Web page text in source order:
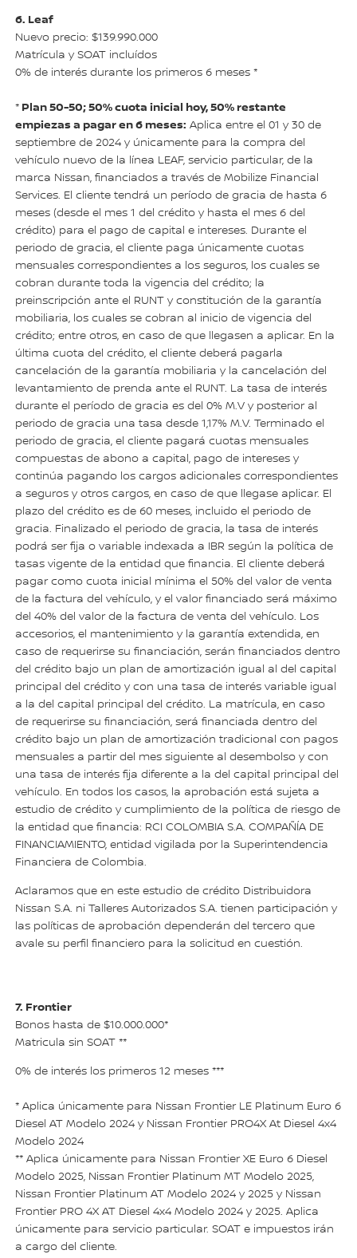
6. Leaf
Nuevo precio: $139.990.000
Matrícula y SOAT incluídos
0% de interés durante los primeros 6 meses *
* Plan 50-50; 50% cuota inicial hoy, 50% restante
empiezas a pagar en 6 meses: Aplica entre el 01 y 30 de
septiembre de 2024 y únicamente para la compra del
vehículo nuevo de la línea LEAF, servicio particular, de la
marca Nissan, financiados a través de Mobilize Financial
Services. El cliente tendrá un período de gracia de hasta 6
meses (desde el mes 1 del crédito y hasta el mes 6 del
crédito) para el pago de capital e intereses. Durante el
periodo de gracia, el cliente paga únicamente cuotas
mensuales correspondientes a los seguros, los cuales se
cobran durante toda la vigencia del crédito; la
preinscripción ante el RUNT y constitución de la garantía
mobiliaria, los cuales se cobran al inicio de vigencia del
crédito; entre otros, en caso de que llegasen a aplicar. En la
última cuota del crédito, el cliente deberá pagarla
cancelación de la garantía mobiliaria y la cancelación del
levantamiento de prenda ante el RUNT. La tasa de interés
durante el período de gracia es del 0% M.V y posterior al
periodo de gracia una tasa desde 1,17% M.V. Terminado el
periodo de gracia, el cliente pagará cuotas mensuales
compuestas de abono a capital, pago de intereses y
continúa pagando los cargos adicionales correspondientes
a seguros y otros cargos, en caso de que llegase aplicar. El
plazo del crédito es de 60 meses, incluido el periodo de
gracia. Finalizado el periodo de gracia, la tasa de interés
podrá ser fija o variable indexada a IBR según la política de
tasas vigente de la entidad que financia. El cliente deberá
pagar como cuota inicial mínima el 50% del valor de venta
de la factura del vehículo, y el valor financiado será máximo
del 40% del valor de la factura de venta del vehículo. Los
accesorios, el mantenimiento y la garantía extendida, en
caso de requerirse su financiación, serán financiados dentro
del crédito bajo un plan de amortización igual al del capital
principal del crédito y con una tasa de interés variable igual
a la del capital principal del crédito. La matrícula, en caso
de requerirse su financiación, será financiada dentro del
crédito bajo un plan de amortización tradicional con pagos
mensuales a partir del mes siguiente al desembolso y con
una tasa de interés fija diferente a la del capital principal del
vehículo. En todos los casos, la aprobación está sujeta a
estudio de crédito y cumplimiento de la política de riesgo de
la entidad que financia: RCI COLOMBIA S.A. COMPAÑÍA DE
FINANCIAMIENTO, entidad vigilada por la Superintendencia
Financiera de Colombia.
Aclaramos que en este estudio de crédito Distribuidora
Nissan S.A. ni Talleres Autorizados S.A. tienen participación y
las políticas de aprobación dependerán del tercero que
avale su perfil financiero para la solicitud en cuestión.
7. Frontier
Bonos hasta de $10.000.000*
Matricula sin SOAT **
0% de interés los primeros 12 meses ***
* Aplica únicamente para Nissan Frontier LE Platinum Euro 6
Diesel AT Modelo 2024 y Nissan Frontier PRO4X At Diesel 4x4
Modelo 2024
** Aplica únicamente para Nissan Frontier XE Euro 6 Diesel
Modelo 2025, Nissan Frontier Platinum MT Modelo 2025,
Nissan Frontier Platinum AT Modelo 2024 y 2025 y Nissan
Frontier PRO 4X AT Diesel 4x4 Modelo 2024 y 2025. Aplica
únicamente para servicio particular. SOAT e impuestos irán
a cargo del cliente.